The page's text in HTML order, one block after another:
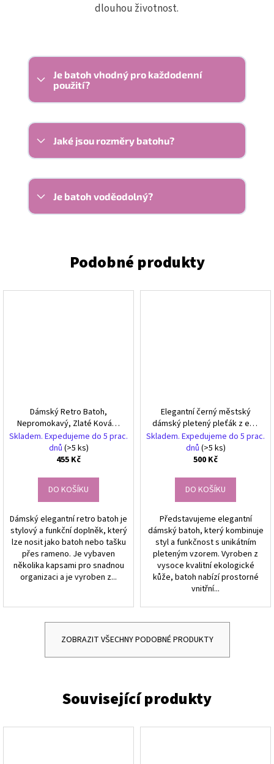
dlouhou životnost.
Je batoh vhodný pro každodenní
použití?
Jaké jsou rozměry batohu?
Je batoh voděodolný?
Dámský Retro Batoh,
Nepromokavý, Zlaté Kování,
30x26x14 cm
Skladem. Expedujeme do 5 prac.
dnů (>5 ks)
455 Kč
DO KOŠÍKU
Dámský elegantní retro batoh je
stylový a funkční doplněk, který
lze nosit jako batoh nebo tašku
přes rameno. Je vybaven
několika kapsami pro snadnou
organizaci a je vyroben z...
Elegantní černý městský
dámský pletený pleťák z eko
kůže
Skladem. Expedujeme do 5 prac.
dnů (>5 ks)
500 Kč
DO KOŠÍKU
Představujeme elegantní
dámský batoh, který kombinuje
styl a funkčnost s unikátním
pleteným vzorem. Vyroben z
vysoce kvalitní ekologické
kůže, batoh nabízí prostorné
vnitřní...
ZOBRAZIT VŠECHNY PODOBNÉ PRODUKTY